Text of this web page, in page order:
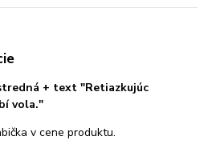
+ text "Retiazkujúc
vola."
v cene produktu.